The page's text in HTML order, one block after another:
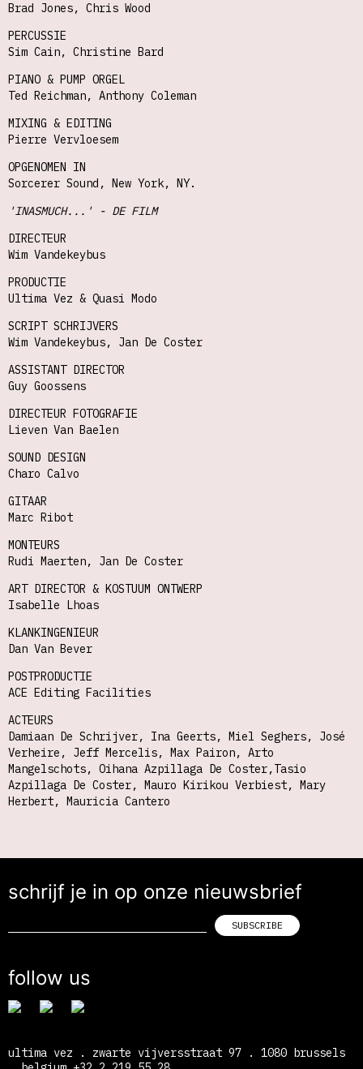
Brad Jones, Chris Wood
PERCUSSIE
Sim Cain, Christine Bard
PIANO & PUMP ORGEL
Ted Reichman, Anthony Coleman
MIXING & EDITING
Pierre Vervloesem
OPGENOMEN IN
Sorcerer Sound, New York, NY.
'INASMUCH...' - DE FILM
DIRECTEUR
Wim Vandekeybus
PRODUCTIE
Ultima Vez & Quasi Modo
SCRIPT SCHRIJVERS
Wim Vandekeybus, Jan De Coster
ASSISTANT DIRECTOR
Guy Goossens
DIRECTEUR FOTOGRAFIE
Lieven Van Baelen
SOUND DESIGN
Charo Calvo
GITAAR
Marc Ribot
MONTEURS
Rudi Maerten, Jan De Coster
ART DIRECTOR & KOSTUUM ONTWERP
Isabelle Lhoas
KLANKINGENIEUR
Dan Van Bever
POSTPRODUCTIE
ACE Editing Facilities
ACTEURS
Damiaan De Schrijver, Ina Geerts, Miel Seghers, José
Verheire, Jeff Mercelis, Max Pairon, Arto
Mangelschots, Oihana Azpillaga De Coster,Tasio
Azpillaga De Coster, Mauro Kirikou Verbiest, Mary
Herbert, Mauricia Cantero
schrijf je in op onze nieuwsbrief
follow us
ultima vez . zwarte vijversstraat 97 . 1080 brussels